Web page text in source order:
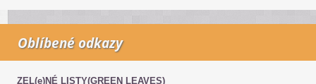
Oblíbené odkazy
ZEL(e)NÉ LISTY(GREEN LEAVES)